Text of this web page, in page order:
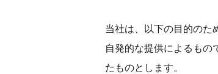
当社は、以下の目的のた
自発的な提供によるもの
たものとします。